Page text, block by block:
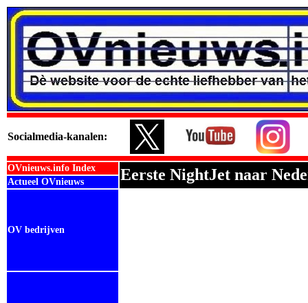
Socialmedia-kanalen:
OVnieuws.info Index Eerste NightJet naar
Actueel OVnieuws
OV bedrijven